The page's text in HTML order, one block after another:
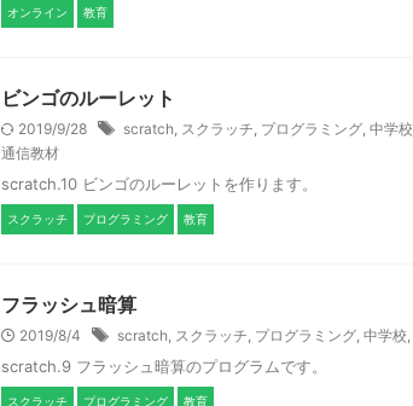
オンライン 教育
ビンゴのルーレット
2019/9/28 scratch, スクラッチ, プログラミング, 中学校
通信教材
scratch.10 ビンゴのルーレットを作ります。
スクラッチ プログラミング 教育
フラッシュ暗算
2019/8/4 scratch, スクラッチ, プログラミング, 中学校,
scratch.9 フラッシュ暗算のプログラムです。
スクラッチ プログラミング 教育